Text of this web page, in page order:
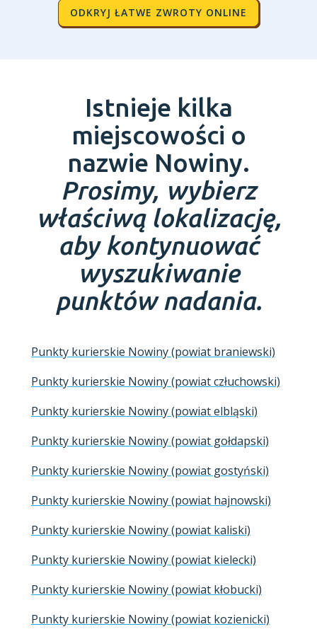
ODKRYJ ŁATWE ZWROTY ONLINE
Istnieje kilka
miejscowości o
nazwie Nowiny.
Prosimy, wybierz
właściwą lokalizację,
aby kontynuować
wyszukiwanie
punktów nadania.
Punkty kurierskie Nowiny (powiat braniewski)
Punkty kurierskie Nowiny (powiat człuchowski)
Punkty kurierskie Nowiny (powiat elbląski)
Punkty kurierskie Nowiny (powiat gołdapski)
Punkty kurierskie Nowiny (powiat gostyński)
Punkty kurierskie Nowiny (powiat hajnowski)
Punkty kurierskie Nowiny (powiat kaliski)
Punkty kurierskie Nowiny (powiat kielecki)
Punkty kurierskie Nowiny (powiat kłobucki)
Punkty kurierskie Nowiny (powiat kozienicki)